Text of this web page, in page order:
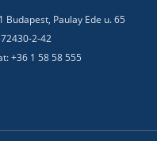
Budapest, Paulay Ede u. 65
2-42
+36 1 58 58 555